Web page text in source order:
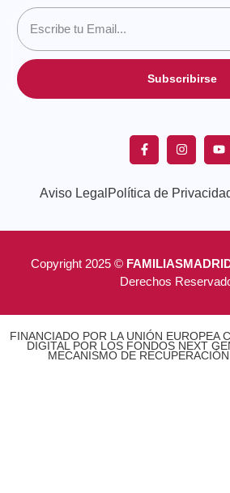
Subscribirse
Aviso Legal Política de
Copyright 2025 ©
Derechos
FINANCIADO POR LA UNIÓN EUROPEA
DIGITAL POR LOS FONDOS NEXT
MECANISMO DE